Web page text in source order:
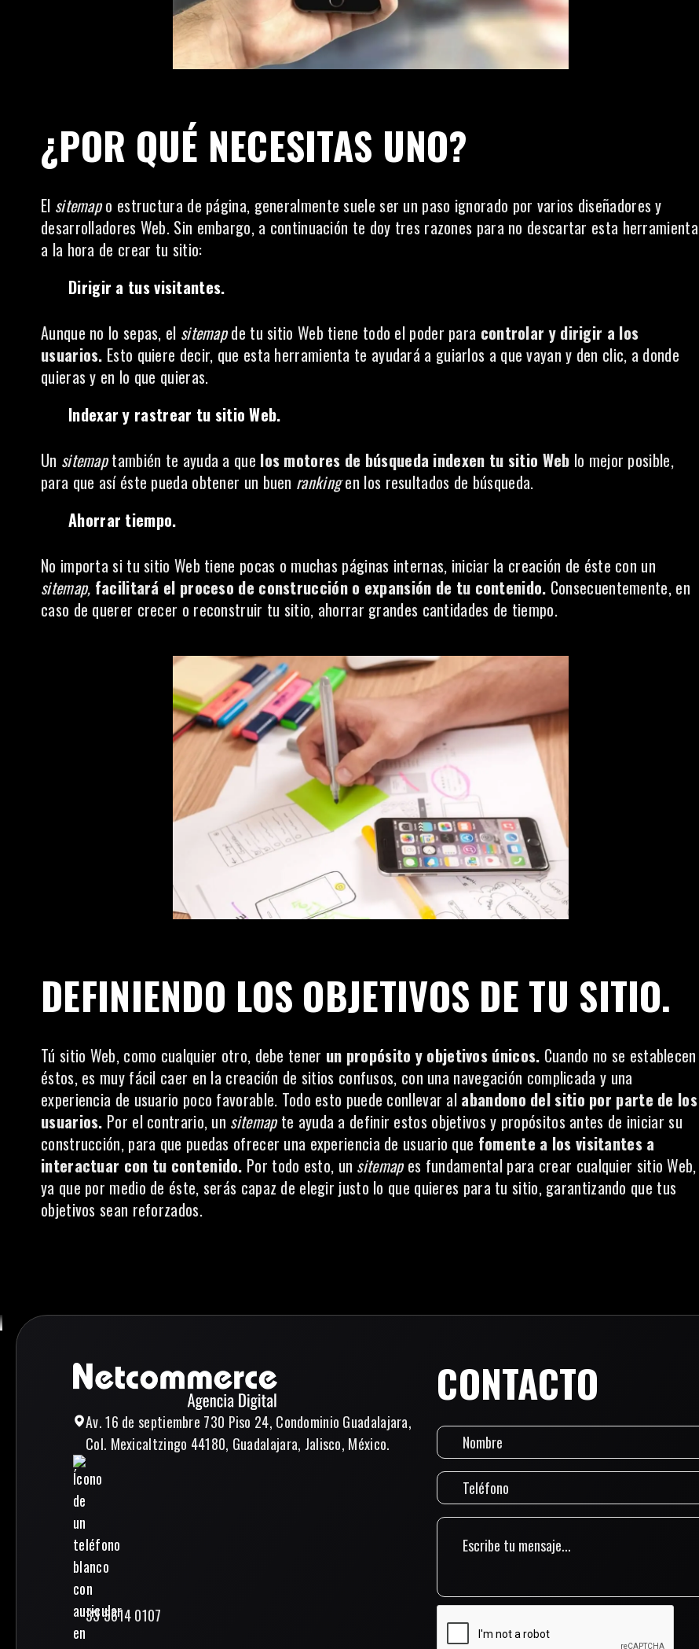
¿POR QUÉ NECESITAS UNO?
El sitemapo estructura de página, generalmente suele ser un paso ignorado por varios diseñadores y
desarrolladores Web. Sin embargo, a continuación te doy tres razones para no descartar esta herramienta
a la hora de crear tu sitio:
Dirigir a tus visitantes.
Aunque no lo sepas, el sitemapde tu sitio Web tiene todo el poder para controlar y dirigir a los
usuarios. Esto quiere decir, que esta herramienta te ayudará a guiarlos a que vayan y den clic, a donde
quieras y en lo que quieras.
Indexar y rastrear tu sitio Web.
Un sitemaptambién te ayuda a que los motores de búsqueda indexen tu sitio Web lo mejor posible,
para que así éste pueda obtener un buen rankingen los resultados de búsqueda.
Ahorrar tiempo.
No importa si tu sitio Web tiene pocas o muchas páginas internas, iniciar la creación de éste con un
sitemap, facilitará el proceso de construcción o expansión de tu contenido. Consecuentemente, en
caso de querer crecer o reconstruir tu sitio, ahorrar grandes cantidades de tiempo.
DEFINIENDO LOS OBJETIVOS DE TU SITIO.
Tú sitio Web, como cualquier otro, debe tener un propósito y objetivos únicos. Cuando no se establecen
éstos, es muy fácil caer en la creación de sitios confusos, con una navegación complicada y una
experiencia de usuario poco favorable. Todo esto puede conllevar al abandono del sitio por parte de los
usuarios. Por el contrario, un sitemapte ayuda a definir estos objetivos y propósitos antes de iniciar su
construcción, para que puedas ofrecer una experiencia de usuario que fomente a los visitantes a
interactuar con tu contenido. Por todo esto, un sitemapes fundamental para crear cualquier sitio Web,
ya que por medio de éste, serás capaz de elegir justo lo que quieres para tu sitio, garantizando que tus
objetivos sean reforzados.
Av. 16 de septiembre 730 Piso 24, Condominio Guadalajara,
Col. Mexicaltzingo 44180, Guadalajara, Jalisco, México.
33 3614 0107
CONTACTO